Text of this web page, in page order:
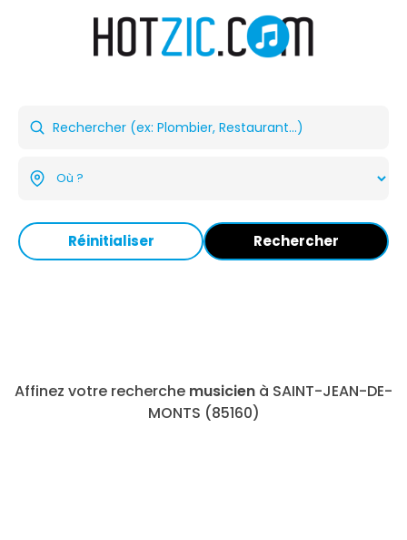
Réinitialiser Rechercher
Affinez votre recherche musicien à SAINT-JEAN-DE-
MONTS (85160)